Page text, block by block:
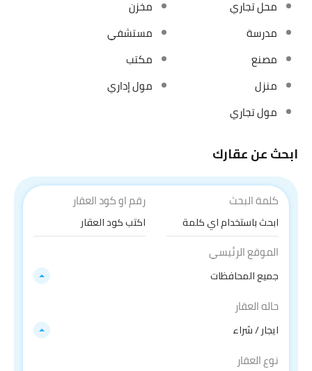
محل تجاري
مخزن
مدرسة
مستشفي
مصنع
مكتب
منزل
مول إداري
مول تجاري
ابحث عن عقارك
كلمة البحث رقم او كود العقار
الموقع الرئيسي
جميع المحافظات
حاله العقار
ايجار / شراء
نوع العقار